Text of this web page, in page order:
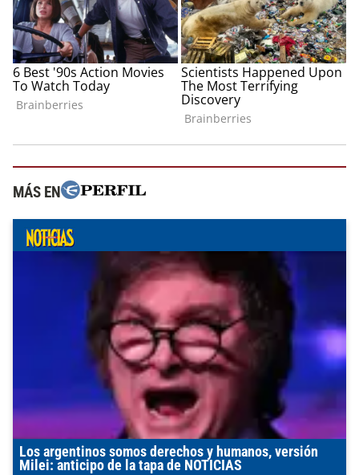
MÁS EN
Los argentinos somos derechos y humanos, versión
Milei: anticipo de la tapa de NOTICIAS